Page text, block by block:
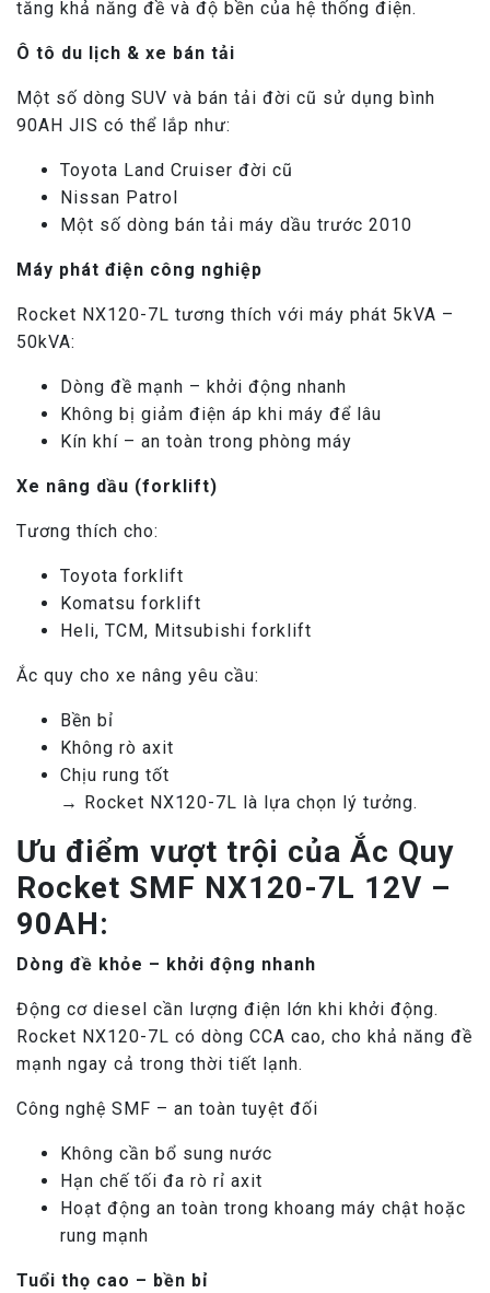
tăng khả năng đề và độ bền của hệ thống điện.
Ô tô du lịch & xe bán tải
Một số dòng SUV và bán tải đời cũ sử dụng bình
90AH JIS có thể lắp như:
Toyota Land Cruiser đời cũ
Nissan Patrol
Một số dòng bán tải máy dầu trước 2010
Máy phát điện công nghiệp
Rocket NX120-7L tương thích với máy phát 5kVA –
50kVA:
Dòng đề mạnh – khởi động nhanh
Không bị giảm điện áp khi máy để lâu
Kín khí – an toàn trong phòng máy
Xe nâng dầu (forklift)
Tương thích cho:
Toyota forklift
Komatsu forklift
Heli, TCM, Mitsubishi forklift
Ắc quy cho xe nâng yêu cầu:
Bền bỉ
Không rò axit
Chịu rung tốt
→ Rocket NX120-7L là lựa chọn lý tưởng.
Ưu điểm vượt trội của Ắc Quy
Rocket SMF NX120-7L 12V –
90AH:
Dòng đề khỏe – khởi động nhanh
Động cơ diesel cần lượng điện lớn khi khởi động.
Rocket NX120-7L có dòng CCA cao, cho khả năng đề
mạnh ngay cả trong thời tiết lạnh.
Công nghệ SMF – an toàn tuyệt đối
Không cần bổ sung nước
Hạn chế tối đa rò rỉ axit
Hoạt động an toàn trong khoang máy chật hoặc
rung mạnh
Tuổi thọ cao – bền bỉ